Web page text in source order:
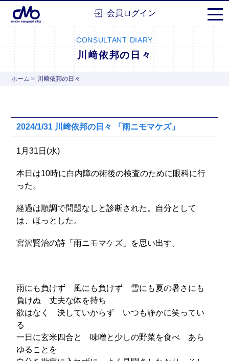
株式会社シーエムオー会員ログイン
CONSULTANT DIARY
川﨑依邦の日々
ホーム > 川﨑依邦の日々
2024/1/31 川﨑依邦の日々 「雨ニモマケズ」
1月31日(水)
本日は10時に白内障の術後の検査のために眼科に行
った。
経過は順調で問題なしと診断された。自分として
は、ほっとした。
宮沢賢治の詩「雨ニモマケズ」を思い出す。
雨にも負けず 風にも負けず 雪にも夏の暑さにも
負けぬ 丈夫な体を持ち
欲はなく 決していからず いつも静かに笑ってい
る
一日に玄米四合と 味噌と少しの野菜を食べ あら
ゆることを